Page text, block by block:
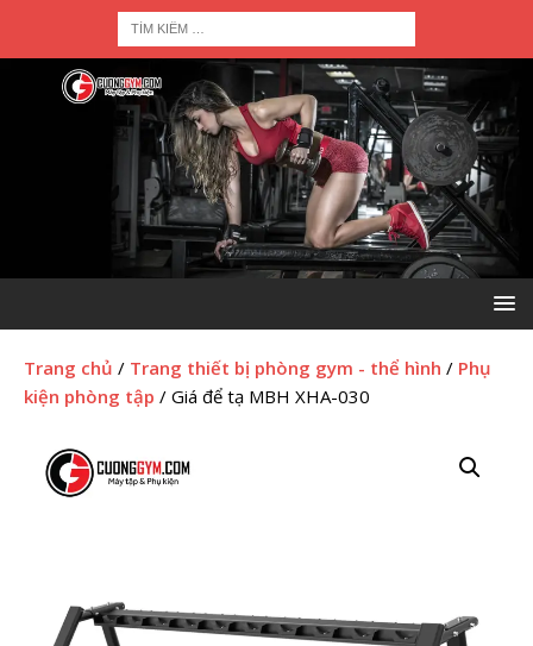
Trang chủ / Trang thiết bị phòng gym - thể hình / Phụ
kiện phòng tập / Giá để tạ MBH XHA-030